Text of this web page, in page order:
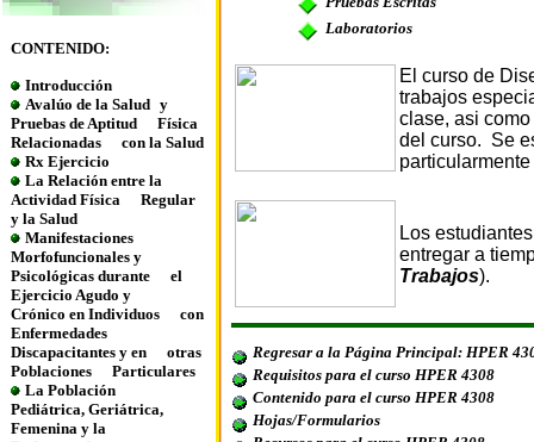
CONTENIDO:
Introducción
Avalúo de la Salud y
Pruebas de Aptitud
Física
Relacionadas
con la Salud
Rx Ejercicio
La Relación entre la
Actividad Física
Regular
y la Salud
Manifestaciones
Morfofuncionales y
Psicológicas durante
el
Ejercicio Agudo y
Crónico en Individuos
con
Enfermedades
Discapacitantes y en
otras
Poblaciones
Particulares
La Población
Pediátrica, Geriátrica,
Femenina y la
Laboratorios
El curso de
trabajos
clase, asi
del curso. Se
Los
entregar a
Trabajos).
Regresar a la Página Principal: HPER
Requisitos para el curso HPER 4308
Contenido para el curso HPER 4308
Hojas/Formularios